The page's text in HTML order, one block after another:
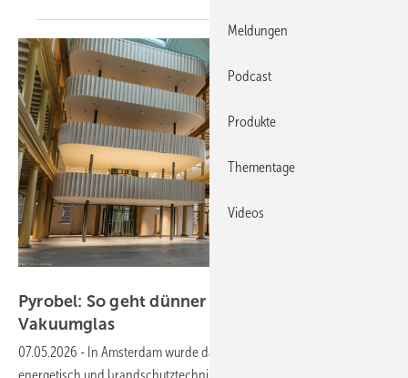
Pyrobel: So geht dünner Brandschutz mit
Vakuumglas
07.05.2026 - In Amsterdam wurde das historische Compagnietheater
energetisch und brandschutztechnisch saniert, ohne die
Meldungen
Podcast
Produkte
Thementage
Videos